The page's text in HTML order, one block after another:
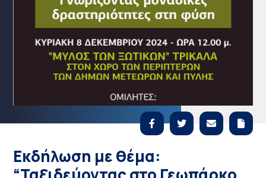
Εκδήλωση με θέμα: